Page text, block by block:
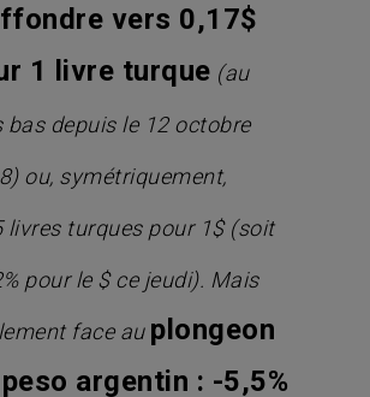
vers 0,17$
1 livre turque (au
bas depuis le 12 octobre
ou, symétriquement,
livres turques pour 1$ (soit
pour le $ ce jeudi). Mais
face au plongeon
argentin : -5,5%